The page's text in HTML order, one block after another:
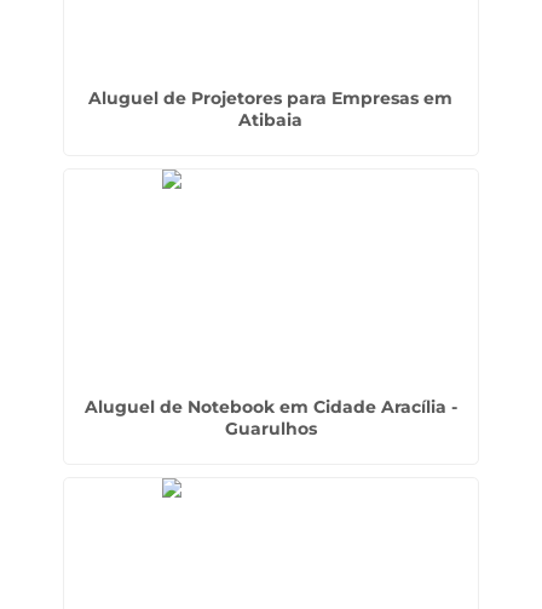
Aluguel de Projetores para Empresas em
Atibaia
Aluguel de Notebook em Cidade Aracília -
Guarulhos